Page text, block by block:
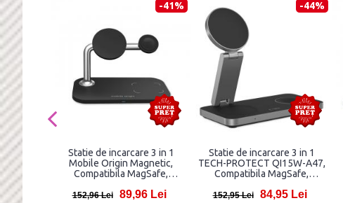
-41%
Statie de incarcare 3 in 1
Mobile Origin Magnetic,
Compatibila MagSafe,
USB-C inclus, Negru
152,96 Lei 89,96 Lei
-44%
Statie de incarcare 3 in 1
TECH-PROTECT QI15W-A47,
Compatibila MagSafe,
1m inclus, Negru
152,95 Lei 84,95 Lei